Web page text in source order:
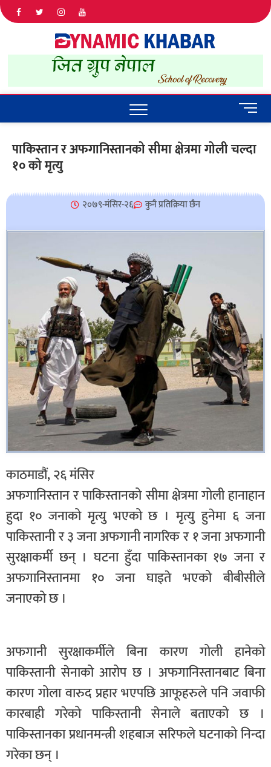
IN NEPAL
M
e
u
n
पाकिस्तान र अफगानिस्तानको सीमा क्षेत्रमा गोली चल्दा
१० को मृत्यु
२०७९-मंसिर-२६ कुनै प्रतिक्रिया छैन
काठमाडौं, २६ मंसिर
अफगानिस्तान र पाकिस्तानको सीमा क्षेत्रमा गोली हानाहान
हुदा १० जनाको मृत्यु भएको छ । मृत्यु हुनेमा ६ जना
पाकिस्तानी र ३ जना अफगानी नागरिक र १ जना अफगानी
सुरक्षाकर्मी छन् । घटना हुँदा पाकिस्तानका १७ जना र
अफगानिस्तानमा १० जना घाइते भएको बीबीसीले
जनाएको छ ।
अफगानी सुरक्षाकर्मीले बिना कारण गोली हानेको
पाकिस्तानी सेनाको आरोप छ । अफगानिस्तानबाट बिना
कारण गोला वारुद प्रहार भएपछि आफूहरुले पनि जवाफी
कारबाही गरेको पाकिस्तानी सेनाले बताएको छ ।
पाकिस्तानका प्रधानमन्त्री शहबाज सरिफले घटनाको निन्दा
गरेका छन् ।